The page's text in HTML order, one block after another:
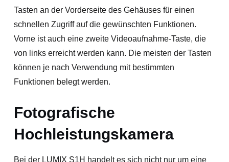
Tasten an der Vorderseite des Gehäuses für einen
schnellen Zugriff auf die gewünschten Funktionen.
Vorne ist auch eine zweite Videoaufnahme-Taste, die
von links erreicht werden kann. Die meisten der Tasten
können je nach Verwendung mit bestimmten
Funktionen belegt werden.
Fotografische
Hochleistungskamera
Bei der LUMIX S1H handelt es sich nicht nur um eine